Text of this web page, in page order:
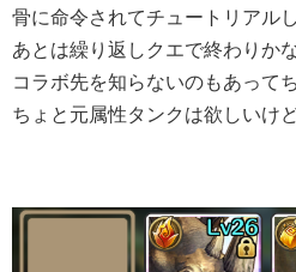
骨に命令されてチュートリアルし
あとは繰り返しクエで終わりかな
コラボ先を知らないのもあって
ちょと元属性タンクは欲しいけ